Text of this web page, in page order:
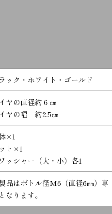
ック・ホワイト・ゴールド
ヤの直径約６㎝
ヤの幅 約2.5㎝
×1
ト×1
ッシャー（大・小）各1
品はボトル径M6（直径6㎜）専
なります。